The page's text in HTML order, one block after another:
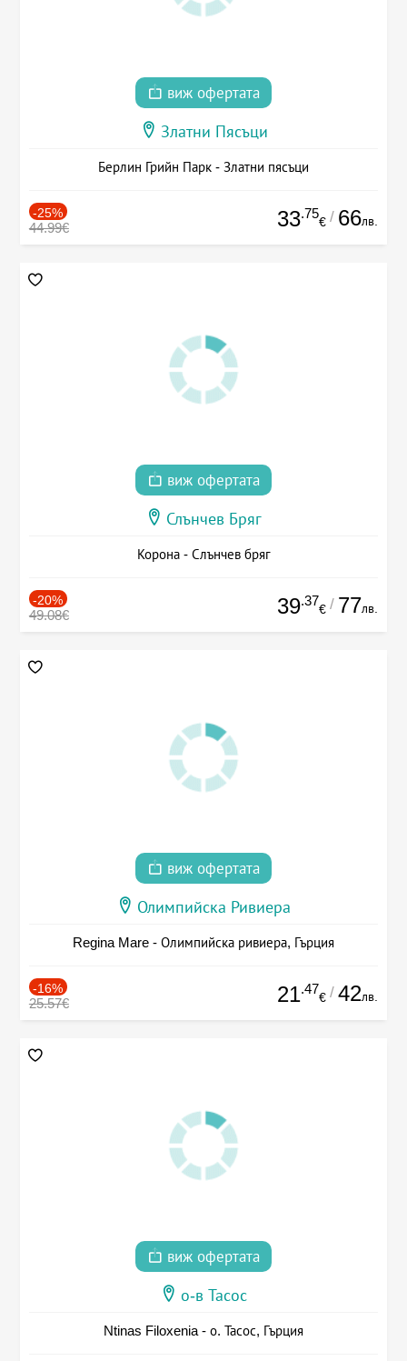
виж офертата
Златни Пясъци
Берлин Грийн Парк - Златни пясъци
-25%
44.99€ 33.75
€ / 66лв.
виж офертата
Слънчев Бряг
Корона - Слънчев бряг
-20%
49.08€ 39.37
€ / 77лв.
виж офертата
Олимпийска Ривиера
Regina Mare - Олимпийска ривиера, Гърция
-16%
25.57€ 21.47
€ / 42лв.
виж офертата
о-в Тасос
Ntinas Filoxenia - о. Тасос, Гърция